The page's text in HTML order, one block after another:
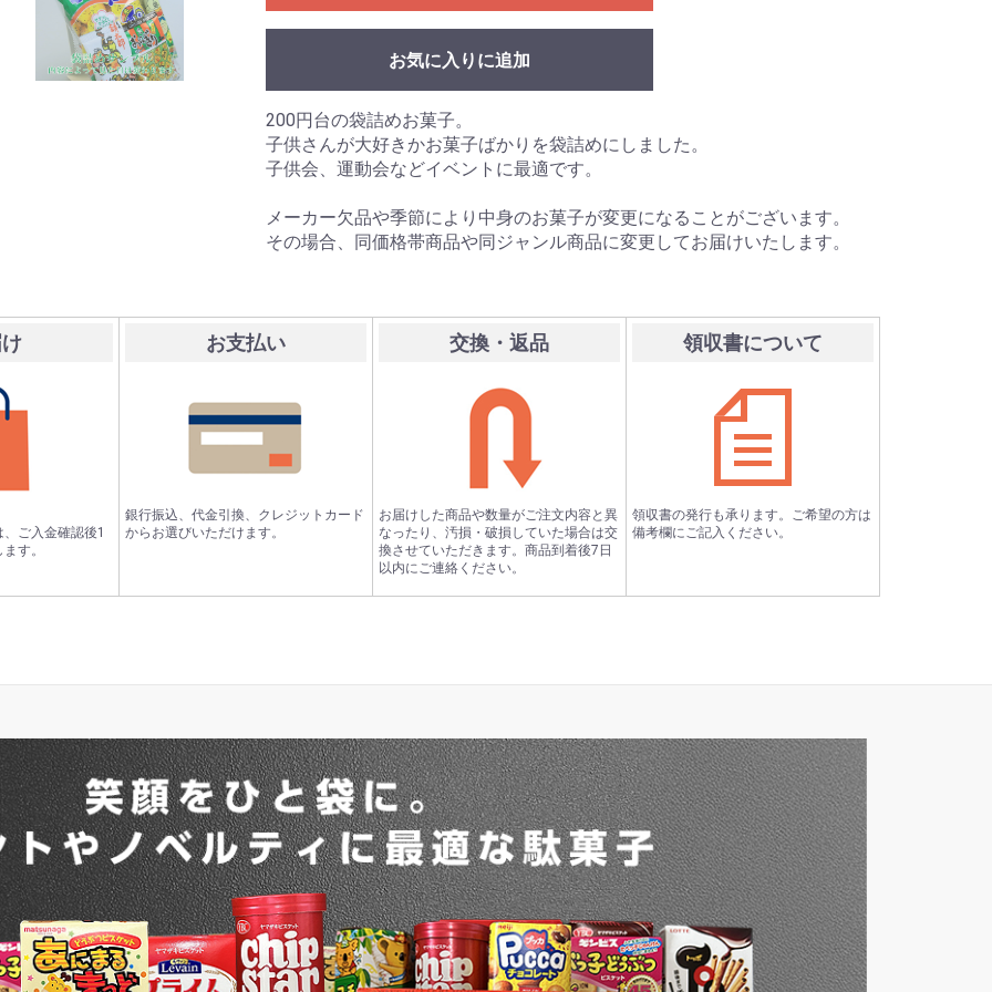
お気に入りに追加
200円台の袋詰めお菓子。
子供さんが大好きかお菓子ばかりを袋詰めにしました。
子供会、運動会などイベントに最適です。
メーカー欠品や季節により中身のお菓子が変更になることがございます。
その場合、同価格帯商品や同ジャンル商品に変更してお届けいたします。
ご入金確認後1
す。
お支払い
銀行振込、代金引換、クレジットカード
からお選びいただけます。
交換・返品
お届けした商品や数量がご注文内容と異
なったり、汚損・破損していた場合は交
換させていただきます。商品到着後7日
以内にご連絡ください。
領収書について
領収書の発行も承ります。ご希望の方は
備考欄にご記入ください。